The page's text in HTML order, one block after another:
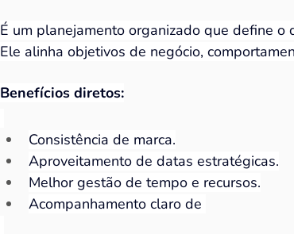
É um planejamento organizado que define
Ele alinha objetivos de negócio,
Benefícios diretos:
Consistência de marca.
Aproveitamento de datas estratégicas.
Melhor gestão de tempo e recursos.
Acompanhamento claro de